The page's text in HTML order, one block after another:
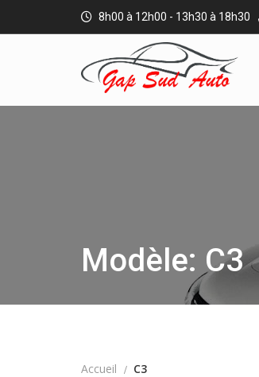
8h00 à 12h00 - 13h30 à 18h30
Modèle: C3
Accueil C3